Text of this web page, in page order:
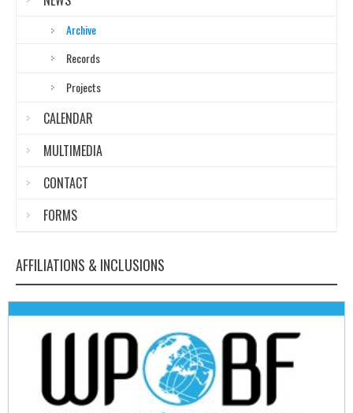
Archive
Records
Projects
CALENDAR
MULTIMEDIA
CONTACT
FORMS
AFFILIATIONS & INCLUSIONS